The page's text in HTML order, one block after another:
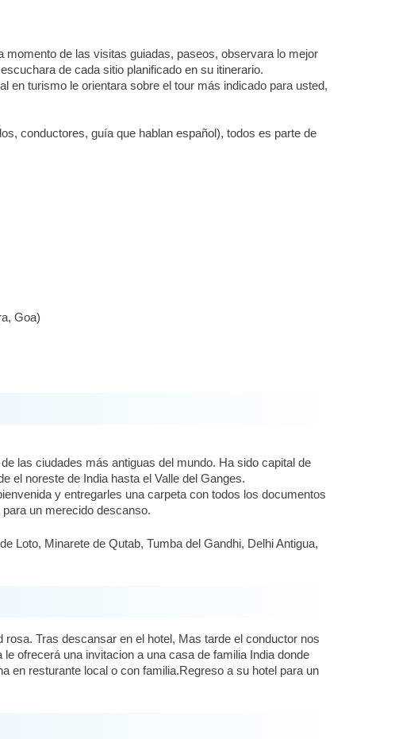
momento de las visitas guiadas, paseos, observara lo mejor
de cada sitio planificado en su itinerario.
en turismo le orientara sobre el tour más indicado para usted,
conductores, guía que hablan español), todos es parte de
Goa)
las ciudades más antiguas del mundo. Ha sido capital de
el noreste de India hasta el Valle del Ganges.
y entregarles una carpeta con todos los documentos
un merecido descanso.
Loto, Minarete de Qutab, Tumba del Gandhi, Delhi Antigua,
Tras descansar en el hotel, Mas tarde el conductor nos
ofrecerá una invitacion a una casa de familia India donde
en resturante local o con familia.Regreso a su hotel para un